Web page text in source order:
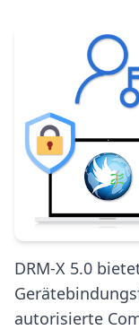
DRM-X 5.0
autorisierte